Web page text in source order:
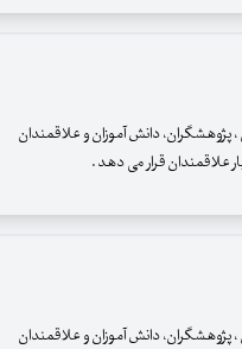
، پژوهشگران، دانش آموزان و علاقمندان
علاقمندان قرار می دهد .
، پژوهشگران، دانش آموزان و علاقمندان